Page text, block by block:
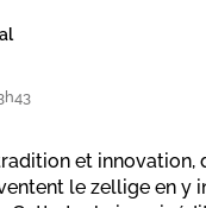
et innovation,
le zellige en y